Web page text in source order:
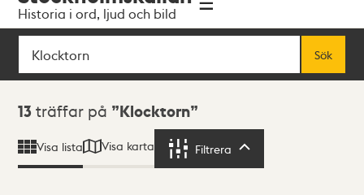
navigationen
huvudinnehållet
Historia i ord, ljud och bild
Sök
Sök
Sökresultat
13 träffar på Klocktorn
Visa lista Visa karta Filtrera